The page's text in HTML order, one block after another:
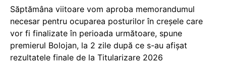
Săptămâna viitoare vom aproba memorandumul
necesar pentru ocuparea posturilor în creșele care
vor fi finalizate în perioada următoare, spune
premierul Bolojan, la 2 zile după ce s-au afișat
rezultatele finale de la Titularizare 2026